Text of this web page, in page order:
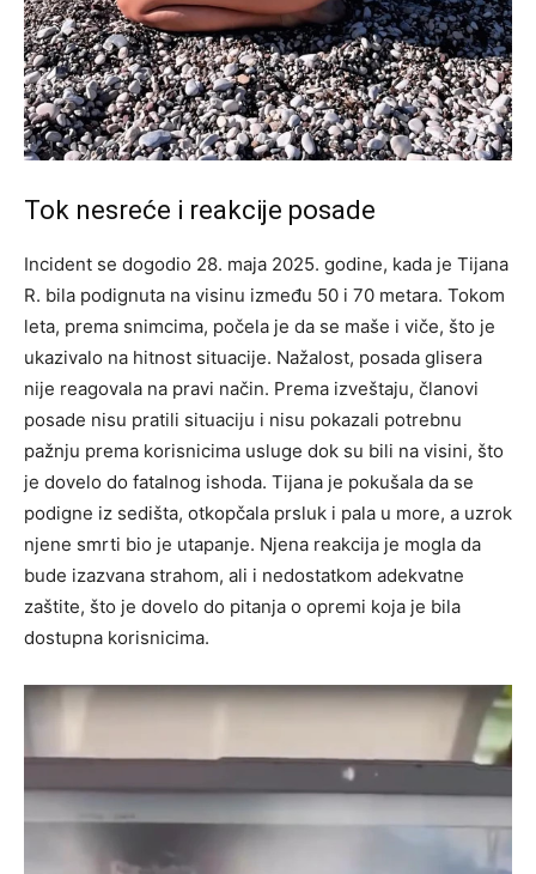
Tok nesreće i reakcije posade
Incident se dogodio 28. maja 2025. godine, kada je Tijana
R. bila podignuta na visinu između 50 i 70 metara. Tokom
leta, prema snimcima, počela je da se maše i viče, što je
ukazivalo na hitnost situacije. Nažalost, posada glisera
nije reagovala na pravi način. Prema izveštaju, članovi
posade nisu pratili situaciju i nisu pokazali potrebnu
pažnju prema korisnicima usluge dok su bili na visini, što
je dovelo do fatalnog ishoda. Tijana je pokušala da se
podigne iz sedišta, otkopčala prsluk i pala u more, a uzrok
njene smrti bio je utapanje. Njena reakcija je mogla da
bude izazvana strahom, ali i nedostatkom adekvatne
zaštite, što je dovelo do pitanja o opremi koja je bila
dostupna korisnicima.